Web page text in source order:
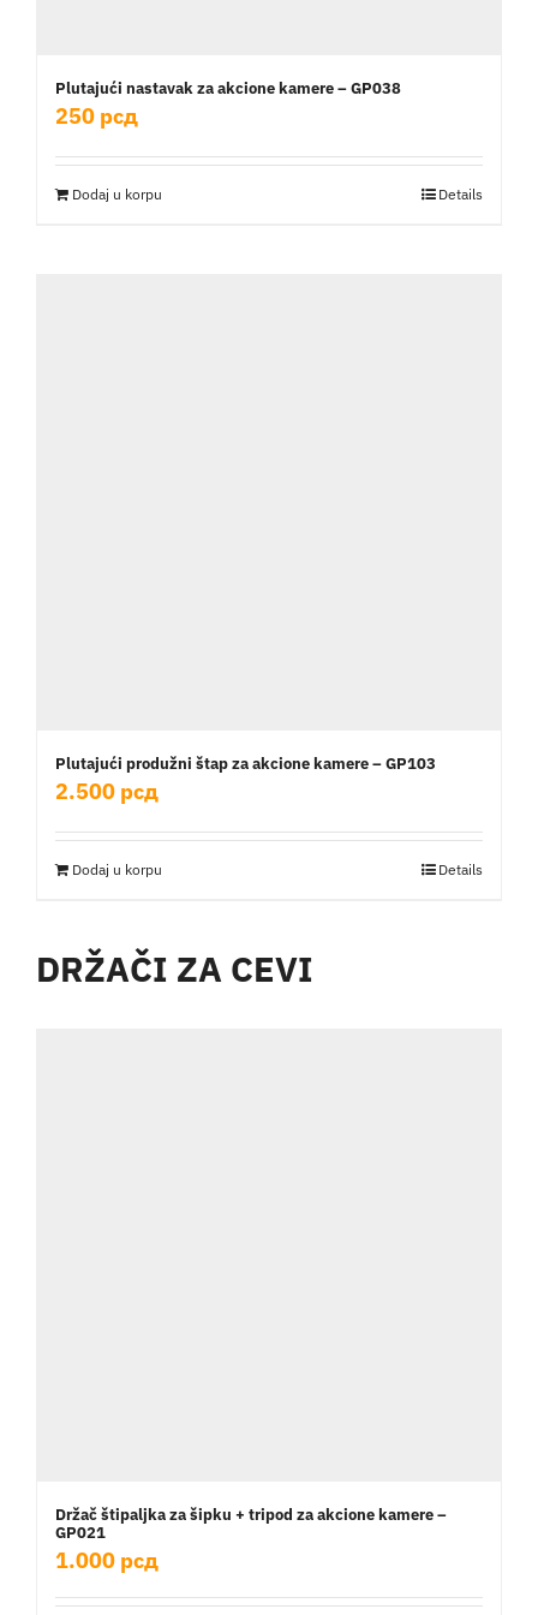
Plutajući nastavak za akcione kamere – GP038
250 рсд
Dodaj u korpu Details
Plutajući produžni štap za akcione kamere – GP103
2.500 рсд
Dodaj u korpu Details
DRŽAČI ZA CEVI
Držač štipaljka za šipku + tripod za akcione kamere –
GP021
1.000 рсд